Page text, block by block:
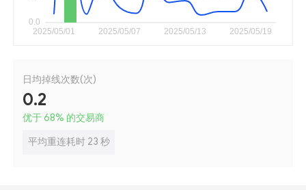
日均掉线次数(次)
0.2
优于 68% 的交易商
平均重连耗时 23 秒